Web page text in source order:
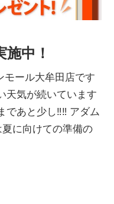
中！
モール大牟田店です
天気が続いています
であと少し‼︎‼︎ アダム
に向けての準備の